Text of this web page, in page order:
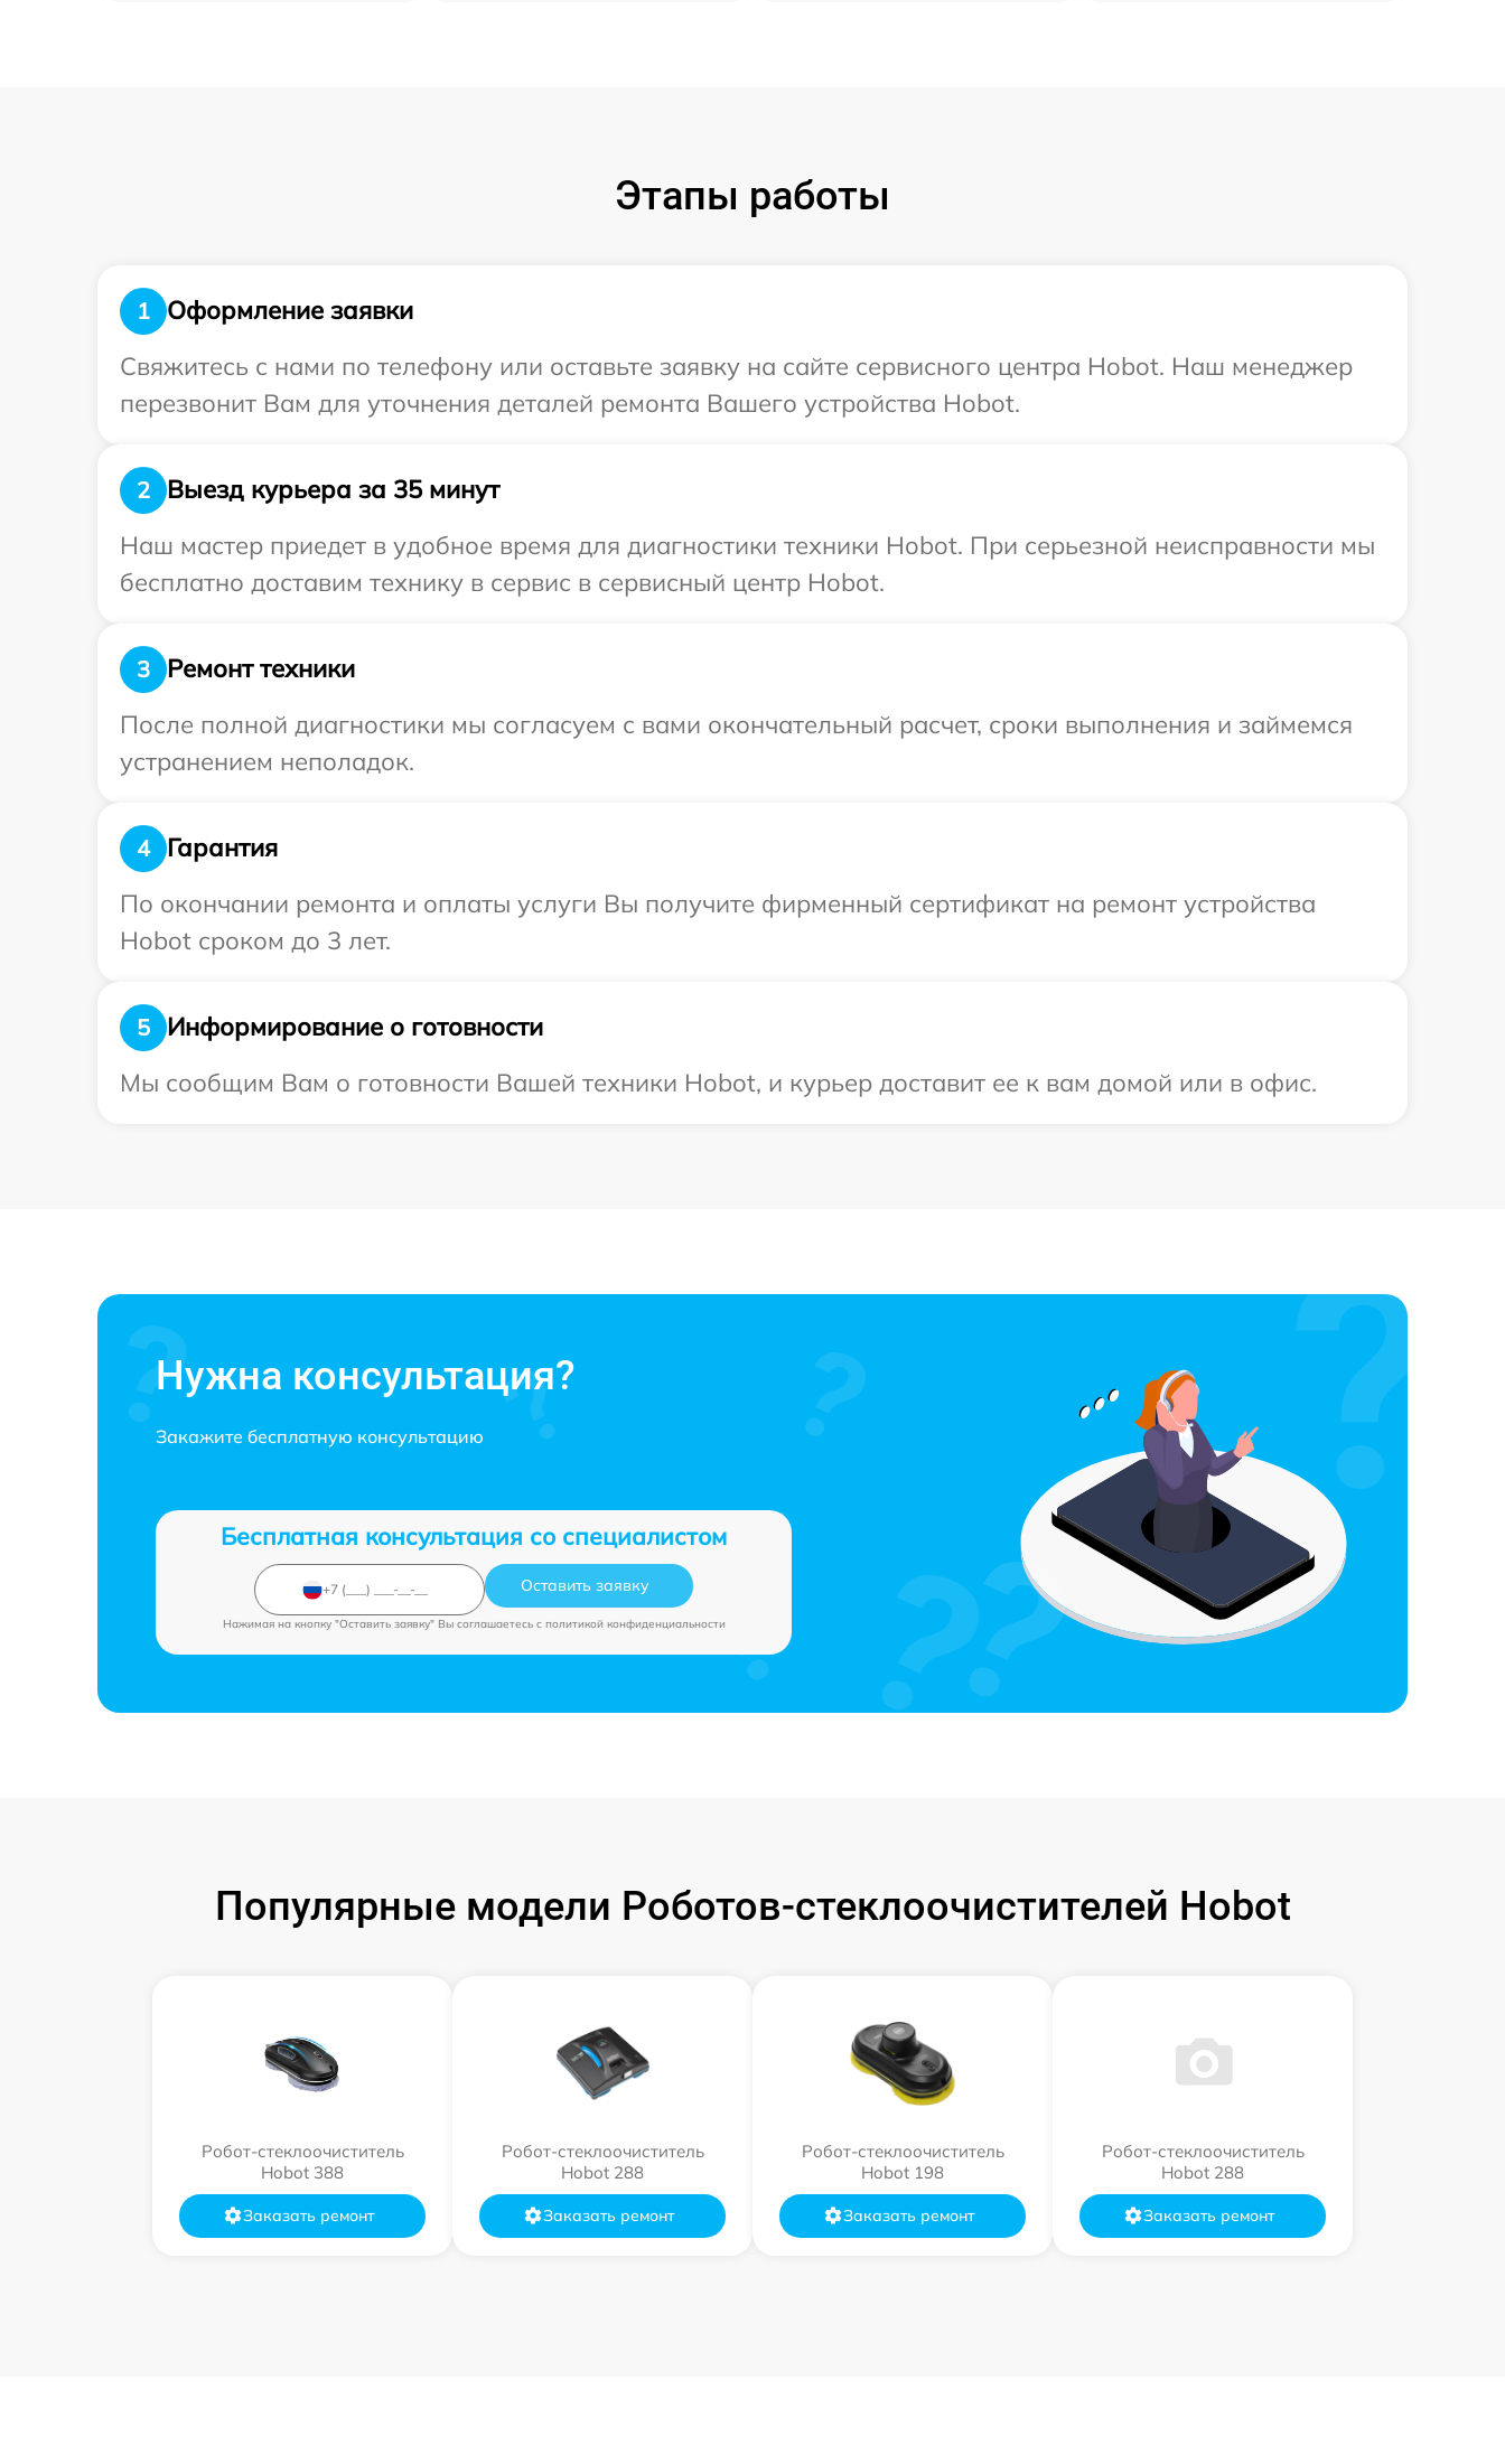
Этапы работы
1
Оформление заявки
Свяжитесь с нами по телефону или оставьте заявку на сайте сервисного центра Hobot. Наш менеджер
перезвонит Вам для уточнения деталей ремонта Вашего устройства Hobot.
2
Выезд курьера за 35 минут
Наш мастер приедет в удобное время для диагностики техники Hobot. При серьезной неисправности мы
бесплатно доставим технику в сервис в сервисный центр Hobot.
3
Ремонт техники
После полной диагностики мы согласуем с вами окончательный расчет, сроки выполнения и займемся
устранением неполадок.
4
Гарантия
По окончании ремонта и оплаты услуги Вы получите фирменный сертификат на ремонт устройства
Hobot сроком до 3 лет.
5
Информирование о готовности
Мы сообщим Вам о готовности Вашей техники Hobot, и курьер доставит ее к вам домой или в офис.
Нужна консультация?
Закажите бесплатную консультацию
Бесплатная консультация со специалистом
Оставить заявку
Нажимая на кнопку "Оставить заявку" Вы соглашаетесь c политикой конфиденциальности
Популярные модели Роботов-стеклоочистителей Hobot
Робот-стеклоочиститель
Hobot 388
Заказать ремонт
Робот-стеклоочиститель
Hobot 288
Заказать ремонт
Робот-стеклоочиститель
Hobot 198
Заказать ремонт
Робот-стеклоочиститель
Hobot 288
Заказать ремонт